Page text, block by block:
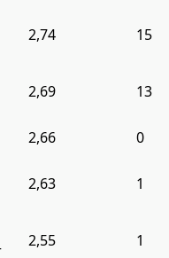
2,74 15
2,69 13
2,66
0
2,63 1
2,55 1